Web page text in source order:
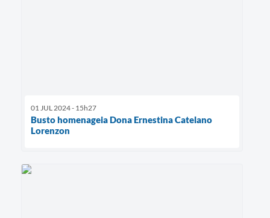
01 JUL 2024 - 15h27
Busto homenageia Dona Ernestina Catelano
Lorenzon